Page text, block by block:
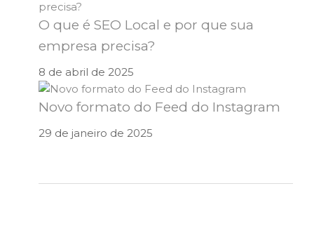
O que é SEO Local e por que sua
empresa precisa?
8 de abril de 2025
Novo formato do Feed do Instagram
29 de janeiro de 2025